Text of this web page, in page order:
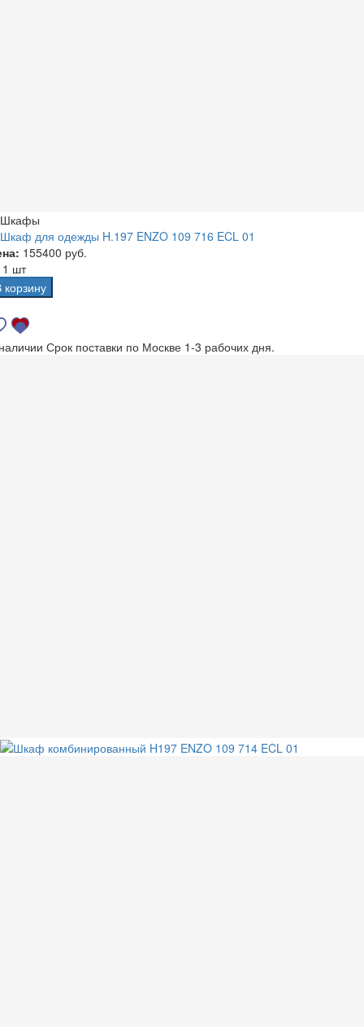
Шкафы
Шкаф для одежды H.197 ENZO 109 716 ECL 01
155400 руб.
1 шт
корзину
Срок поставки по Москве 1-3 рабочих дня.